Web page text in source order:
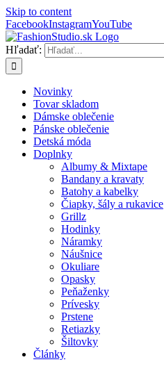
Skip to content
FacebookInstagramYouTube
Hľadať:
Novinky
Tovar skladom
Dámske oblečenie
Pánske oblečenie
Detská móda
Doplnky
Albumy & Mixtape
Bandany a kravaty
Batohy a kabelky
Čiapky, šály a rukavice
Grillz
Hodinky
Náramky
Náušnice
Okuliare
Opasky
Peňaženky
Prívesky
Prstene
Retiazky
Šiltovky
Články